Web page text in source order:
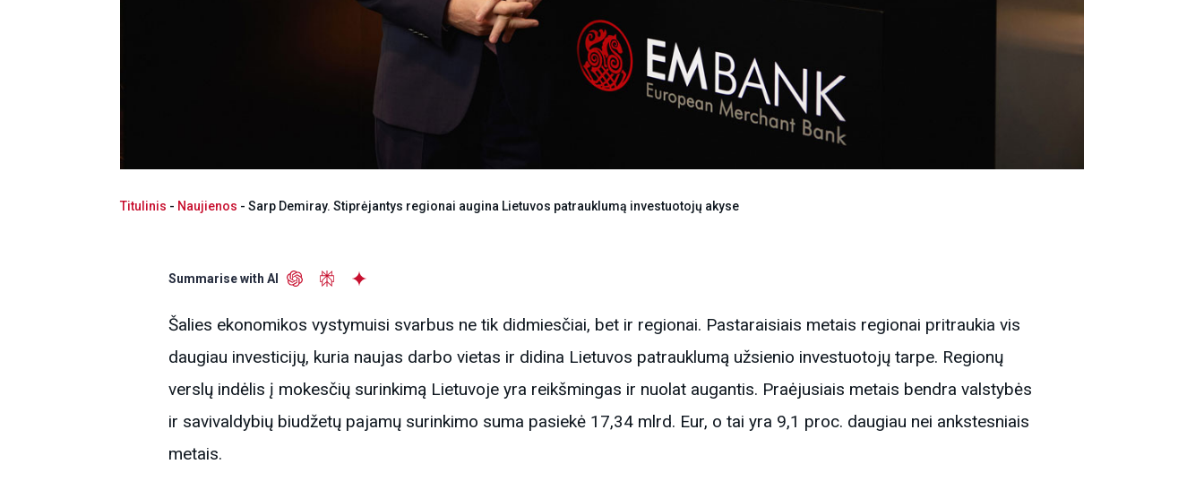
Titulinis - Naujienos -Sarp Demiray. Stiprėjantys regionai augina Lietuvos patrauklumą investuotojų akyse
Summarise with AI
Šalies ekonomikos vystymuisi svarbus ne tik didmiesčiai, bet ir regionai. Pastaraisiais metais regionai pritraukia vis
daugiau investicijų, kuria naujas darbo vietas ir didina Lietuvos patrauklumą užsienio investuotojų tarpe. Regionų
verslų indėlis į mokesčių surinkimą Lietuvoje yra reikšmingas ir nuolat augantis. Praėjusiais metais bendra valstybės
ir savivaldybių biudžetų pajamų surinkimo suma pasiekė 17,34 mlrd. Eur, o tai yra 9,1 proc. daugiau nei ankstesniais
metais.